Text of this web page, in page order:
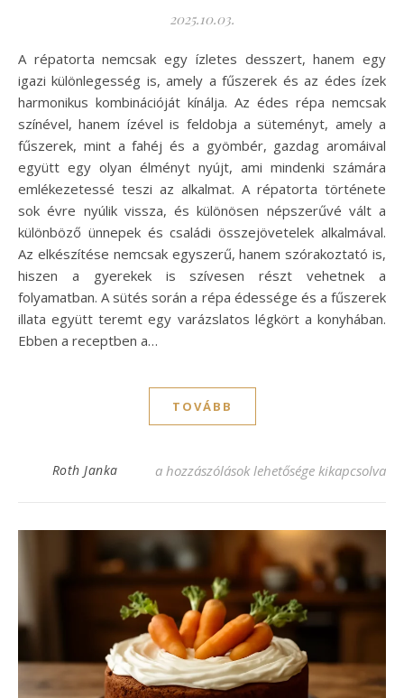
2025.10.03.
A répatorta nemcsak egy ízletes desszert, hanem egy
igazi különlegesség is, amely a fűszerek és az édes ízek
harmonikus kombinációját kínálja. Az édes répa nemcsak
színével, hanem ízével is feldobja a süteményt, amely a
fűszerek, mint a fahéj és a gyömbér, gazdag aromáival
együtt egy olyan élményt nyújt, ami mindenki számára
emlékezetessé teszi az alkalmat. A répatorta története
sok évre nyúlik vissza, és különösen népszerűvé vált a
különböző ünnepek és családi összejövetelek alkalmával.
Az elkészítése nemcsak egyszerű, hanem szórakoztató is,
hiszen a gyerekek is szívesen részt vehetnek a
folyamatban. A sütés során a répa édessége és a fűszerek
illata együtt teremt egy varázslatos légkört a konyhában.
Ebben a receptben a…
TOVÁBB
Roth Janka Répatorta recept: Édes és fűszeres
a hozzászólások lehetősége kikapcsolva